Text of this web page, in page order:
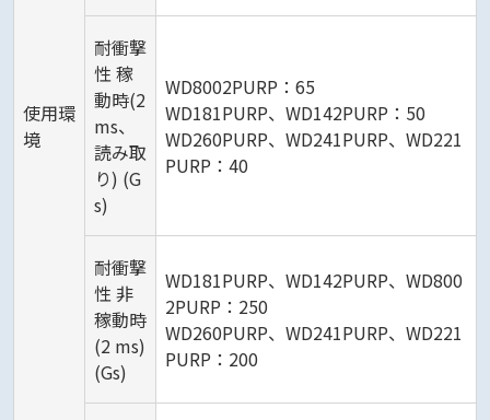
使用環
境
耐衝撃
性 稼
動時(2
ms、
読み取
り) (G
s)
WD8002PURP：65
WD181PURP、WD142PURP：50
WD260PURP、WD241PURP、WD221
PURP：40
耐衝撃
性 非
稼動時
(2 ms)
(Gs)
WD181PURP、WD142PURP、WD800
2PURP：250
WD260PURP、WD241PURP、WD221
PURP：200